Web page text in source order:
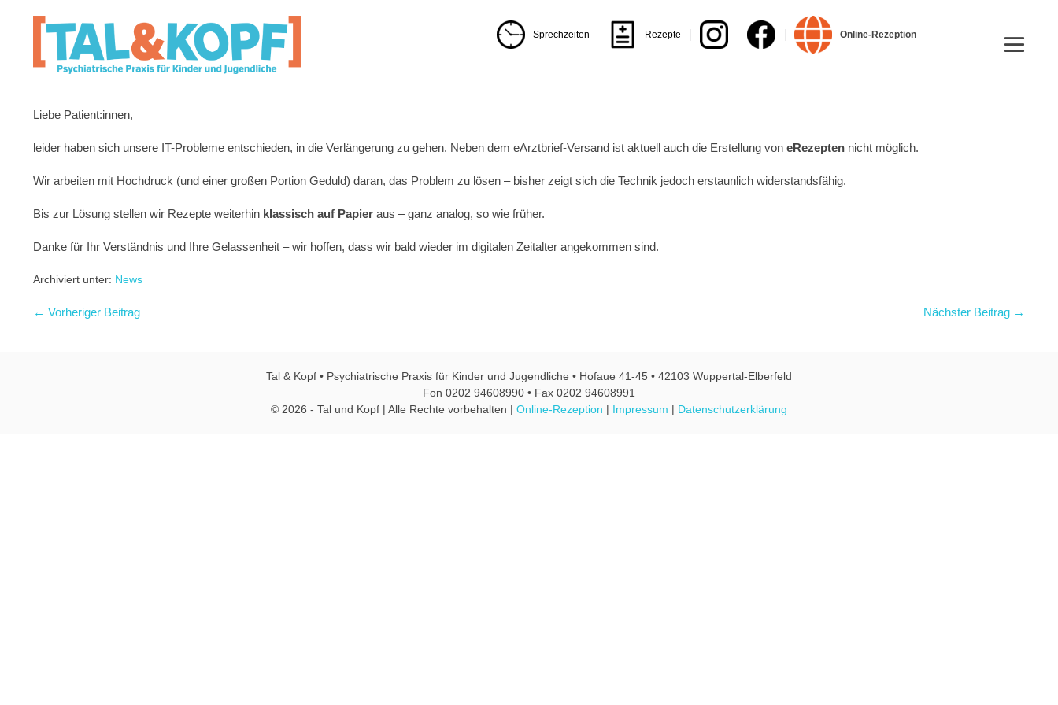
Sprechzeiten Rezepte Online-Rezeption
Liebe Patient:innen,
leider haben sich unsere IT-Probleme entschieden, in die Verlängerung zu gehen. Neben dem eArztbrief-Versand ist aktuell auch die Erstellung von eRezepten nicht möglich.
Wir arbeiten mit Hochdruck (und einer großen Portion Geduld) daran, das Problem zu lösen – bisher zeigt sich die Technik jedoch erstaunlich widerstandsfähig.
Bis zur Lösung stellen wir Rezepte weiterhin klassisch auf Papier aus – ganz analog, so wie früher.
Danke für Ihr Verständnis und Ihre Gelassenheit – wir hoffen, dass wir bald wieder im digitalen Zeitalter angekommen sind.
Archiviert unter: News
← Vorheriger Beitrag Nächster Beitrag →
Tal & Kopf • Psychiatrische Praxis für Kinder und Jugendliche • Hofaue 41-45 • 42103 Wuppertal-Elberfeld
Fon 0202 94608990 • Fax 0202 94608991
© 2026 - Tal und Kopf | Alle Rechte vorbehalten | Online-Rezeption | Impressum | Datenschutzerklärung